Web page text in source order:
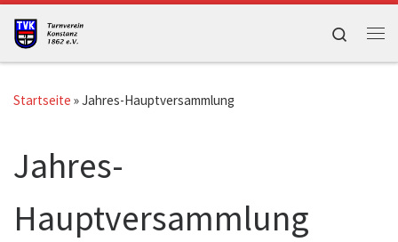
Zum Inhalt springen
Search
Startseite »Jahres-Hauptversammlung
Jahres-
Hauptversammlung